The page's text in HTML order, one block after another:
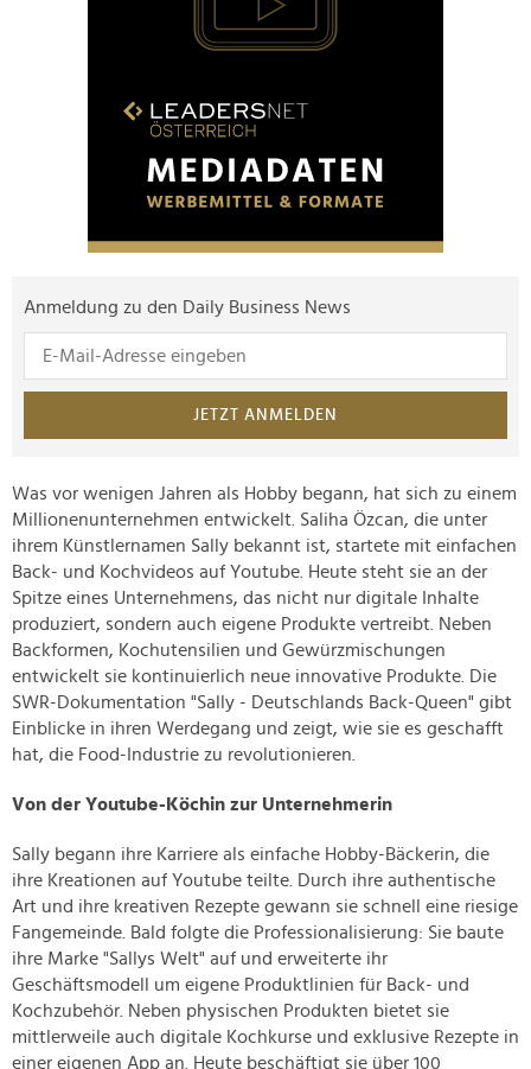
Anmeldung zu den Daily Business News
JETZT ANMELDEN
Was vor wenigen Jahren als Hobby begann, hat sich zu einem
Millionenunternehmen entwickelt. Saliha Özcan, die unter
ihrem Künstlernamen Sally bekannt ist, startete mit einfachen
Back- und Kochvideos auf Youtube. Heute steht sie an der
Spitze eines Unternehmens, das nicht nur digitale Inhalte
produziert, sondern auch eigene Produkte vertreibt. Neben
Backformen, Kochutensilien und Gewürzmischungen
entwickelt sie kontinuierlich neue innovative Produkte. Die
SWR-Dokumentation "Sally - Deutschlands Back-Queen" gibt
Einblicke in ihren Werdegang und zeigt, wie sie es geschafft
hat, die Food-Industrie zu revolutionieren.
Von der Youtube-Köchin zur Unternehmerin
Sally begann ihre Karriere als einfache Hobby-Bäckerin, die
ihre Kreationen auf Youtube teilte. Durch ihre authentische
Art und ihre kreativen Rezepte gewann sie schnell eine riesige
Fangemeinde. Bald folgte die Professionalisierung: Sie baute
ihre Marke "Sallys Welt" auf und erweiterte ihr
Geschäftsmodell um eigene Produktlinien für Back- und
Kochzubehör. Neben physischen Produkten bietet sie
mittlerweile auch digitale Kochkurse und exklusive Rezepte in
einer eigenen App an. Heute beschäftigt sie über 100